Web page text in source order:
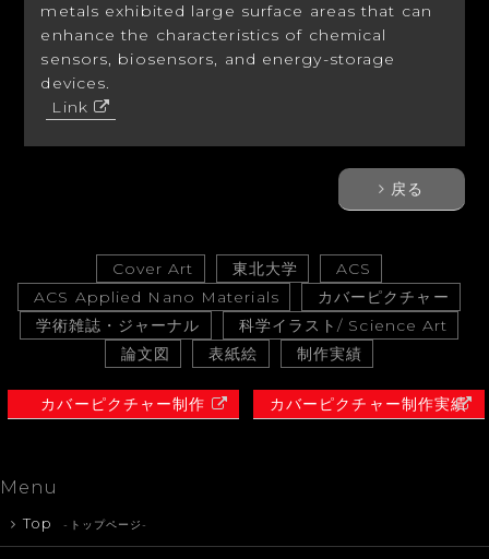
metals exhibited large surface areas that can
enhance the characteristics of chemical
sensors, biosensors, and energy-storage
devices.
Link
戻る
Cover Art 東北大学
ACS
ACS Applied Nano Materials
カバーピクチャー
学術雑誌・ジャーナル
科学イラスト/ Science Art
論文図
表紙絵 制作実績
カバーピクチャー制作 カバーピクチャー制作実績
Menu
Top -トップページ-